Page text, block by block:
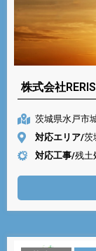
株式会社
茨城県水戸市
対応エリア/茨
対応工事/残土